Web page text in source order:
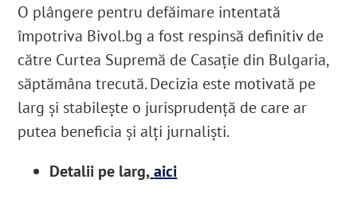
O plângere pentru defăimare intentată
împotriva Bivol.bg a fost respinsă definitiv de
către Curtea Supremă de Casație din Bulgaria,
săptămâna trecută. Decizia este motivată pe
larg și stabilește o jurisprudență de care ar
putea beneficia și alți jurnaliști.
Detalii pe larg, aici